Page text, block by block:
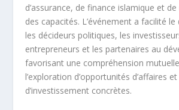
d’assurance, de finance islamique et
des capacités. L’événement a facilité
les décideurs politiques, les
entrepreneurs et les partenaires au
favorisant une compréhension
l’exploration d’opportunités d’affaires et
d’investissement concrètes.